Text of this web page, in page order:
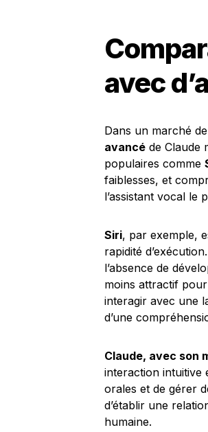
avec
Dans un marché
avancé de Claude
populaires comme
faiblesses, et
l’assistant vocal le
Siri, par exemple,
rapidité
l’absence de
moins attractif
interagir avec une
d’une
Claude, avec son
interaction intuitive
orales et de gérer
d’établir une
humaine.